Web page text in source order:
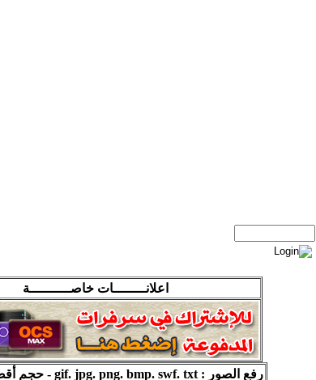
اعلانــــــــات خاصــــــــــة
رفع الصور : gif. jpg. png. bmp. swf. txt - حجم أقصى 2 ميغـــــا